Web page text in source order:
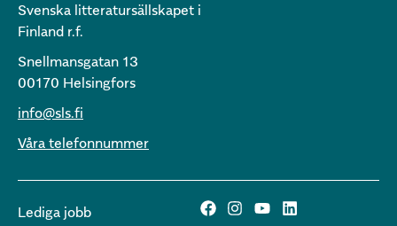
Svenska litteratursällskapet i
Finland r.f.
Snellmansgatan 13
00170 Helsingfors
info@sls.fi
Våra telefonnummer
Lediga jobb